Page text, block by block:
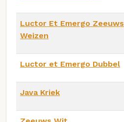
Luctor Et Emergo Zeeuws
Weizen
Luctor et Emergo Dubbel
Java Kriek